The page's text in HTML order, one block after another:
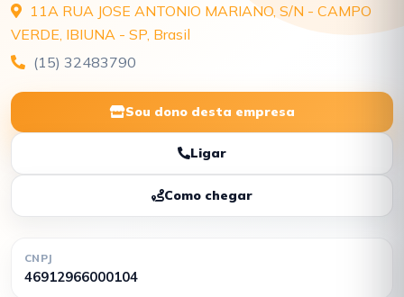
11A RUA JOSE ANTONIO MARIANO, S/N - CAMPO
VERDE, IBIUNA - SP, Brasil
(15) 32483790
Sou dono desta empresa
Ligar
Como chegar
CNPJ
46912966000104